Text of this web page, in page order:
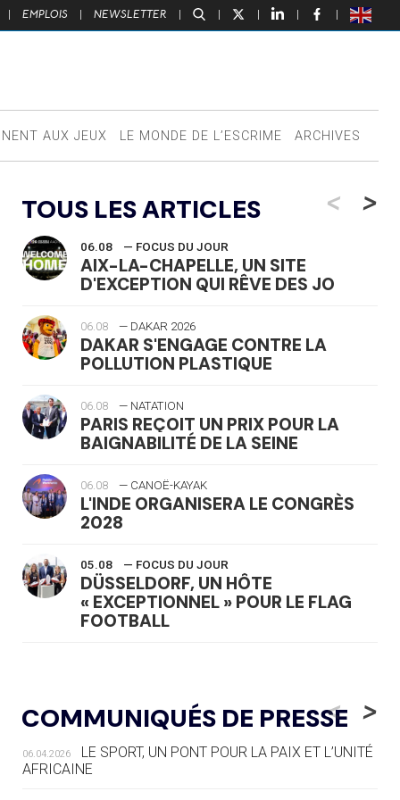
| EMPLOIS | NEWSLETTER | | | | |
AUX JEUX LE MONDE DE L’ESCRIME ARCHIVES
TOUS LES ARTICLES <
06.08 — FOCUS DU JOUR
AIX-LA-CHAPELLE, UN SITE
D'EXCEPTION QUI RÊVE DES JO
06.08 — DAKAR 2026
DAKAR S'ENGAGE CONTRE LA
POLLUTION PLASTIQUE
06.08 — NATATION
PARIS REÇOIT UN PRIX POUR LA
BAIGNABILITÉ DE LA SEINE
06.08 — CANOË-KAYAK
L'INDE ORGANISERA LE CONGRÈS
2028
05.08 — FOCUS DU JOUR
DÜSSELDORF, UN HÔTE
« EXCEPTIONNEL » POUR LE FLAG
FOOTBALL
LE RÊVE DE VOIR LA LUGE ALPINE
AUX JO « N'EST PAS FINI »
05.08 — TIR À L'ARC
DES MONDIAUX À BRISBANE SUR LA
>
COMMUNIQUÉS DE PRESSE
<
06.04.2026
LE SPORT, UN PONT POUR LA PAIX ET L’UNITÉ
AFRICAINE
>